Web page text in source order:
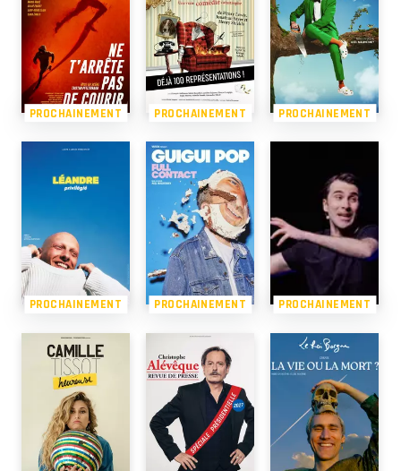
PROCHAINEMENT PROCHAINEMENT PROCHAINEMENT
PROCHAINEMENT PROCHAINEMENT PROCHAINEMENT